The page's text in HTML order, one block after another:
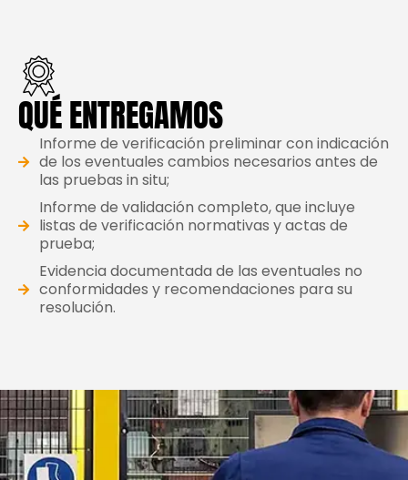
QUÉ ENTREGAMOS
Informe de verificación preliminar con indicación
de los eventuales cambios necesarios antes de
las pruebas in situ;
Informe de validación completo, que incluye
listas de verificación normativas y actas de
prueba;
Evidencia documentada de las eventuales no
conformidades y recomendaciones para su
resolución.